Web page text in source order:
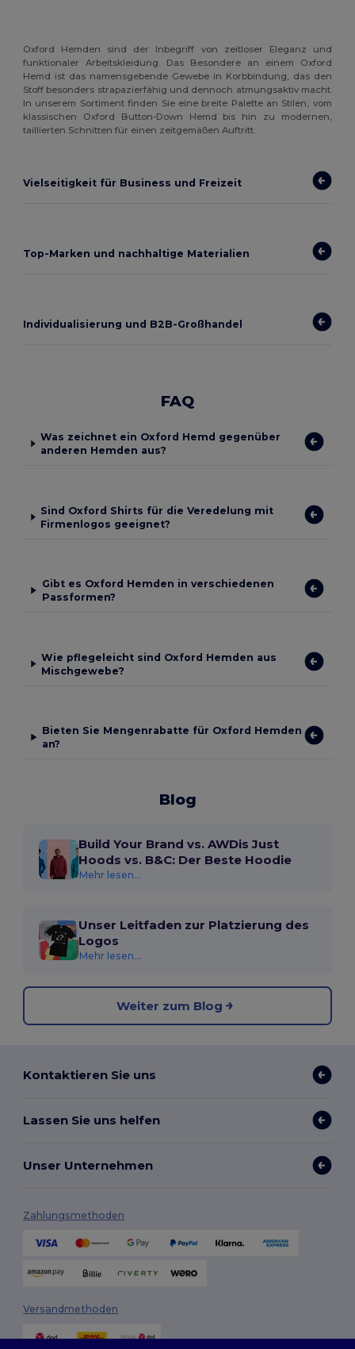
Oxford Hemden sind der Inbegriff von zeitloser Eleganz und
funktionaler Arbeitskleidung. Das Besondere an einem Oxford
Hemd ist das namensgebende Gewebe in Korbbindung, das den
Stoff besonders strapazierfähig und dennoch atmungsaktiv macht.
In unserem Sortiment finden Sie eine breite Palette an Stilen, vom
klassischen Oxford Button-Down Hemd bis hin zu modernen,
taillierten Schnitten für einen zeitgemäßen Auftritt.
Vielseitigkeit für Business und Freizeit
Top-Marken und nachhaltige Materialien
Individualisierung und B2B-Großhandel
FAQ
Was zeichnet ein Oxford Hemd gegenüber
anderen Hemden aus?
Sind Oxford Shirts für die Veredelung mit
Firmenlogos geeignet?
Gibt es Oxford Hemden in verschiedenen
Passformen?
Wie pflegeleicht sind Oxford Hemden aus
Mischgewebe?
Bieten Sie Mengenrabatte für Oxford Hemden
an?
Blog
Build Your Brand vs. AWDis Just
Hoods vs. B&C: Der Beste Hoodie
Mehr lesen...
Unser Leitfaden zur Platzierung des
Logos
Mehr lesen...
Weiter zum Blog
Kontaktieren Sie uns
Lassen Sie uns helfen
Unser Unternehmen
Zahlungsmethoden
Versandmethoden